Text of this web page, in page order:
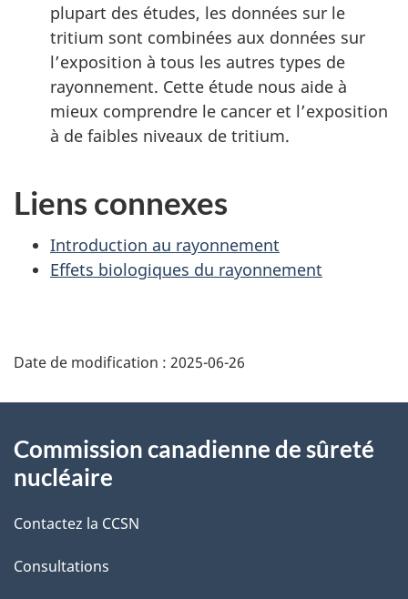
plupart des études, les données sur le
tritium sont combinées aux données sur
l’exposition à tous les autres types de
rayonnement. Cette étude nous aide à
mieux comprendre le cancer et l’exposition
à de faibles niveaux de tritium.
Liens connexes
Introduction au rayonnement
Effets biologiques du rayonnement
é
a
i
l
s
Date de modification : 2025-06-26
propos
ce
site
Commission canadienne de sûreté
nucléaire
Contactez la CCSN
Consultations